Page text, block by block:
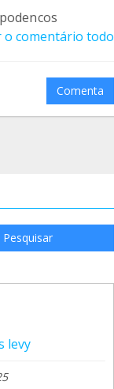
o comentário todo
Comenta
Pesquisar
levy